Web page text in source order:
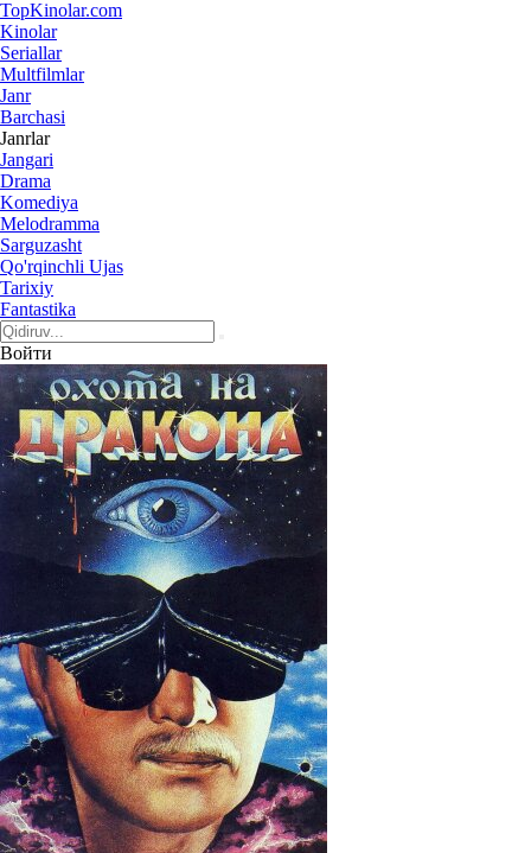
TopKinolar.com
Kinolar
Seriallar
Multfilmlar
Janr
Barchasi
Janrlar
Jangari
Drama
Komediya
Melodramma
Sarguzasht
Qo'rqinchli Ujas
Tarixiy
Fantastika
Войти